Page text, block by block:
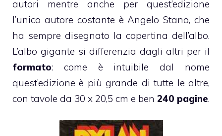
autori mentre anche per quest’edizione
l’unico autore costante è Angelo Stano, che
ha sempre disegnato la copertina dell’albo.
L’albo gigante si differenzia dagli altri per il
formato: come è intuibile dal nome
quest’edizione è più grande di tutte le altre,
con tavole da 30 x 20,5 cm e ben 240 pagine.